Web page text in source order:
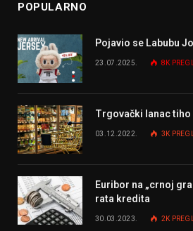
POPULARNO
Pojavio se Labubu
23.07.2025. 8K
Trgovački lanac
03.12.2022. 3K
Euribor na „crnoj
rata kredita
30.03.2023. 2K